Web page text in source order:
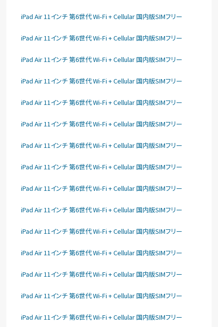
iPad Air 11インチ 第6世代 Wi-Fi + Cellular 国内版SIMフリー
iPad Air 11インチ 第6世代 Wi-Fi + Cellular 国内版SIMフリー
iPad Air 11インチ 第6世代 Wi-Fi + Cellular 国内版SIMフリー
iPad Air 11インチ 第6世代 Wi-Fi + Cellular 国内版SIMフリー
iPad Air 11インチ 第6世代 Wi-Fi + Cellular 国内版SIMフリー
iPad Air 11インチ 第6世代 Wi-Fi + Cellular 国内版SIMフリー
iPad Air 11インチ 第6世代 Wi-Fi + Cellular 国内版SIMフリー
iPad Air 11インチ 第6世代 Wi-Fi + Cellular 国内版SIMフリー
iPad Air 11インチ 第6世代 Wi-Fi + Cellular 国内版SIMフリー
iPad Air 11インチ 第6世代 Wi-Fi + Cellular 国内版SIMフリー
iPad Air 11インチ 第6世代 Wi-Fi + Cellular 国内版SIMフリー
iPad Air 11インチ 第6世代 Wi-Fi + Cellular 国内版SIMフリー
iPad Air 11インチ 第6世代 Wi-Fi + Cellular 国内版SIMフリー
iPad Air 11インチ 第6世代 Wi-Fi + Cellular 国内版SIMフリー
iPad Air 11インチ 第6世代 Wi-Fi + Cellular 国内版SIMフリー